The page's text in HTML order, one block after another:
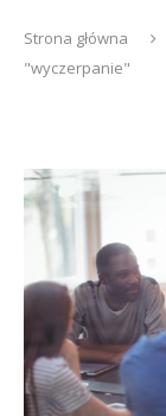
Strona główna
"wyczerpanie"